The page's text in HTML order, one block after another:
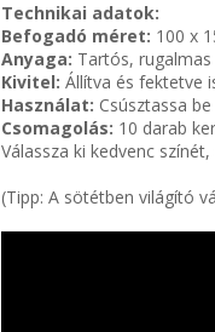
Technikai adatok:
Befogadó méret: 100 x
Anyaga: Tartós,
Kivitel: Állítva és fektetve
Használat: Csúsztassa
Csomagolás: 10 darab
Válassza ki kedvenc
(Tipp: A sötétben világító